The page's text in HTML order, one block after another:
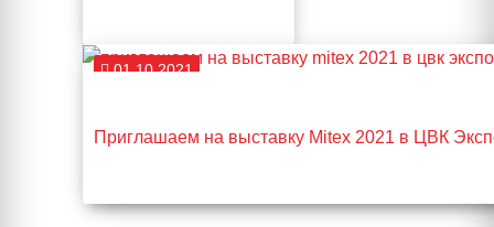
01.10.2021
Приглашаем на выставку Mitex 2021 в ЦВК